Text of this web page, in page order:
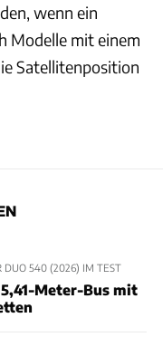
wenn ein
Modelle mit einem
Satellitenposition
DUO 540 (2026) IM TEST
Meter-Bus mit